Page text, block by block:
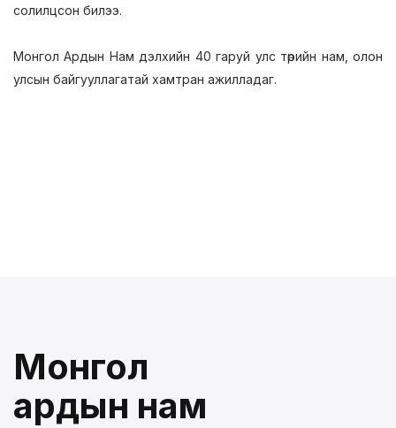
солилцсон билээ.
Монгол Ардын Нам дэлхийн 40 гаруй улс төрийн нам, олон
улсын байгууллагатай хамтран ажилладаг.
Монгол
ардын нам